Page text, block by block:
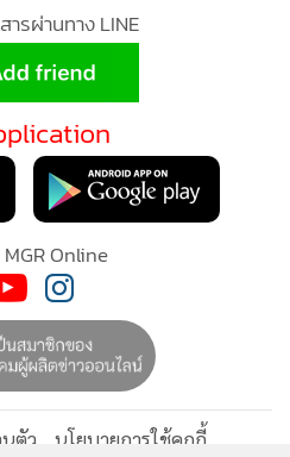
ทางเดิมที่คุยอยู่ เพราะอาจเป็น
ใจ ตรวจสอบผ่านช่องทาง
ละรีบรวบรวมหลักฐาน ทั้งสลิป
แชท ลิงก์เว็บไซต์ และโปรไฟล์
หรือแจ้งความออนไลน์ที่
หรือสถานีตำรวจใกล้บ้าน